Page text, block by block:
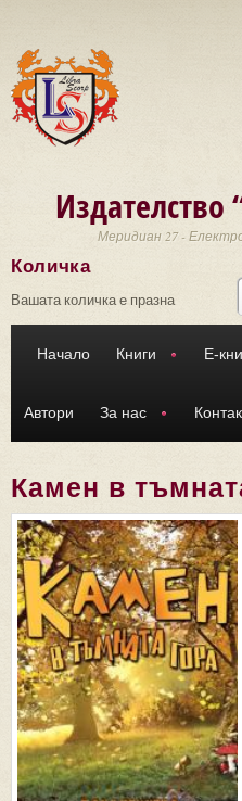
Издателство
Меридиан 27 -
Количка
Вашата количка е празна
Начало Книги Е-
Автори За нас
Камен в